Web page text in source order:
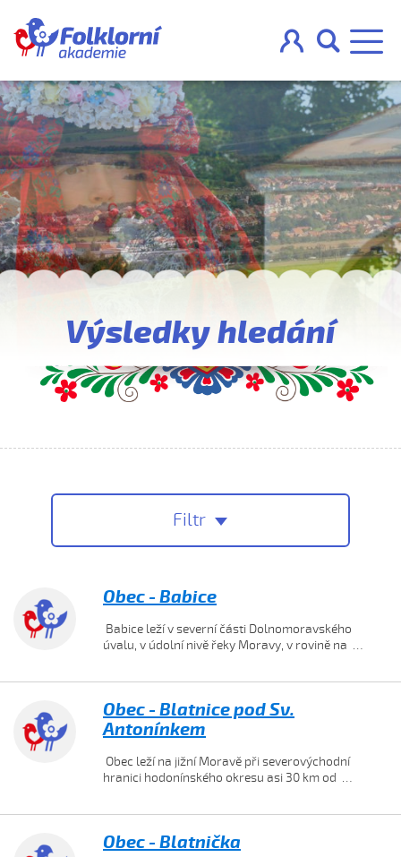
O projektu
Pravidla
Blog
Nahraj
  
Výsledky hledání
Filtr
Obec - Babice
Babice leží v severní části Dolnomoravského
úvalu, v údolní nivě řeky Moravy, v rovině na …
Obec - Blatnice pod Sv.
Antonínkem
Obec leží na jižní Moravě při severovýchodní
hranici hodonínského okresu asi 30 km od …
Obec - Blatnička